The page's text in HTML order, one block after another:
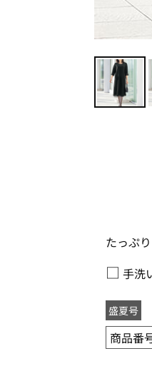
たっぷ
□ 手洗
盛夏号
商品番